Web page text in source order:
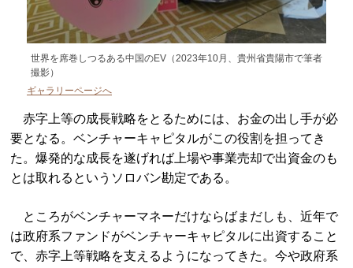
世界を席巻しつるある中国のEV（2023年10月、貴州省貴陽市で筆者
撮影）
ギャラリーページへ
赤字上等の成長戦略をとるためには、お金の出し手が必
要となる。ベンチャーキャピタルがこの役割を担ってき
た。爆発的な成長を遂げれば上場や事業売却で出資金のも
とは取れるというソロバン勘定である。
ところがベンチャーマネーだけならばまだしも、近年で
は政府系ファンドがベンチャーキャピタルに出資すること
で、赤字上等戦略を支えるようになってきた。今や政府系